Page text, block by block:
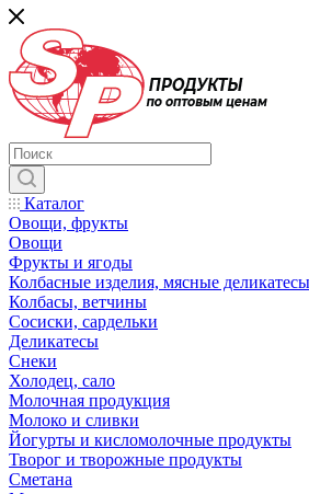
Каталог
Овощи, фрукты
Овощи
Фрукты и ягоды
Колбасные изделия, мясные деликатесы
Колбасы, ветчины
Сосиски, сардельки
Деликатесы
Снеки
Холодец, сало
Молочная продукция
Молоко и сливки
Йогурты и кисломолочные продукты
Творог и творожные продукты
Сметана